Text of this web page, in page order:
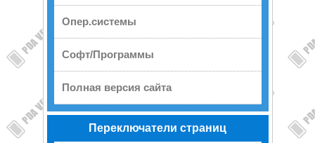
Опер.системы
Софт/Программы
Полная версия сайта
Переключатели страниц